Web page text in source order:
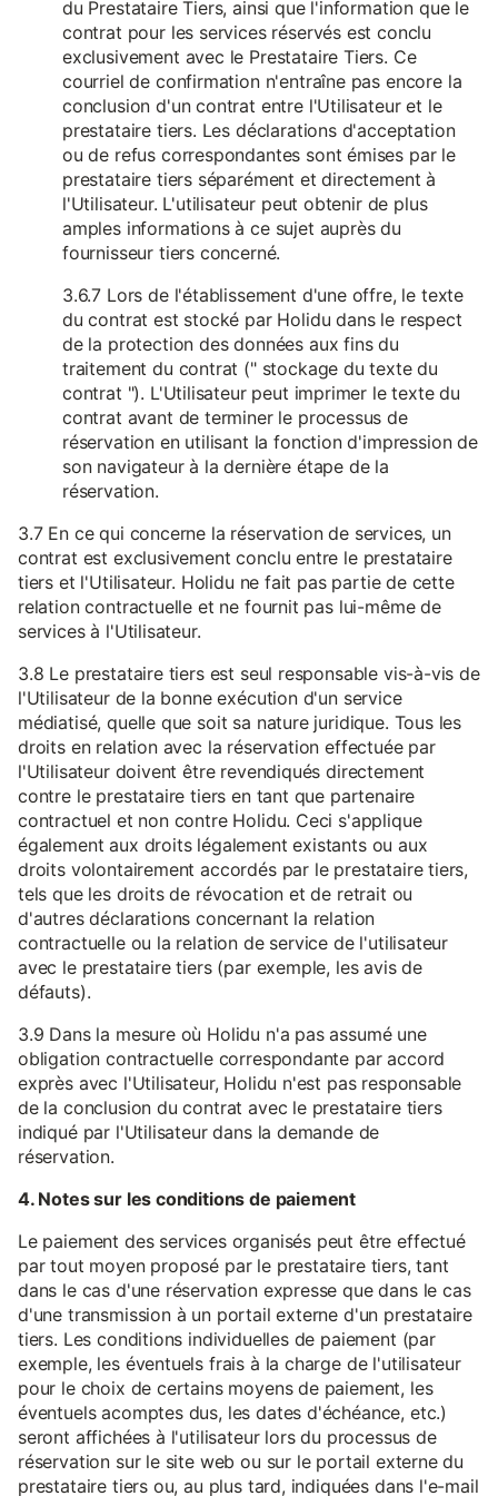
du Prestataire Tiers, ainsi que l'information que le
contrat pour les services réservés est conclu
exclusivement avec le Prestataire Tiers. Ce
courriel de confirmation n'entraîne pas encore la
conclusion d'un contrat entre l'Utilisateur et le
prestataire tiers. Les déclarations d'acceptation
ou de refus correspondantes sont émises par le
prestataire tiers séparément et directement à
l'Utilisateur. L'utilisateur peut obtenir de plus
amples informations à ce sujet auprès du
fournisseur tiers concerné.
3.6.7 Lors de l'établissement d'une offre, le texte
du contrat est stocké par Holidu dans le respect
de la protection des données aux fins du
traitement du contrat (" stockage du texte du
contrat "). L'Utilisateur peut imprimer le texte du
contrat avant de terminer le processus de
réservation en utilisant la fonction d'impression de
son navigateur à la dernière étape de la
réservation.
3.7 En ce qui concerne la réservation de services, un
contrat est exclusivement conclu entre le prestataire
tiers et l'Utilisateur. Holidu ne fait pas partie de cette
relation contractuelle et ne fournit pas lui-même de
services à l'Utilisateur.
3.8 Le prestataire tiers est seul responsable vis-à-vis de
l'Utilisateur de la bonne exécution d'un service
médiatisé, quelle que soit sa nature juridique. Tous les
droits en relation avec la réservation effectuée par
l'Utilisateur doivent être revendiqués directement
contre le prestataire tiers en tant que partenaire
contractuel et non contre Holidu. Ceci s'applique
également aux droits légalement existants ou aux
droits volontairement accordés par le prestataire tiers,
tels que les droits de révocation et de retrait ou
d'autres déclarations concernant la relation
contractuelle ou la relation de service de l'utilisateur
avec le prestataire tiers (par exemple, les avis de
défauts).
3.9 Dans la mesure où Holidu n'a pas assumé une
obligation contractuelle correspondante par accord
exprès avec l'Utilisateur, Holidu n'est pas responsable
de la conclusion du contrat avec le prestataire tiers
indiqué par l'Utilisateur dans la demande de
réservation.
4. Notes sur les conditions de paiement
Le paiement des services organisés peut être effectué
par tout moyen proposé par le prestataire tiers, tant
dans le cas d'une réservation expresse que dans le cas
d'une transmission à un portail externe d'un prestataire
tiers. Les conditions individuelles de paiement (par
exemple, les éventuels frais à la charge de l'utilisateur
pour le choix de certains moyens de paiement, les
éventuels acomptes dus, les dates d'échéance, etc.)
seront affichées à l'utilisateur lors du processus de
réservation sur le site web ou sur le portail externe du
prestataire tiers ou, au plus tard, indiquées dans l'e-mail